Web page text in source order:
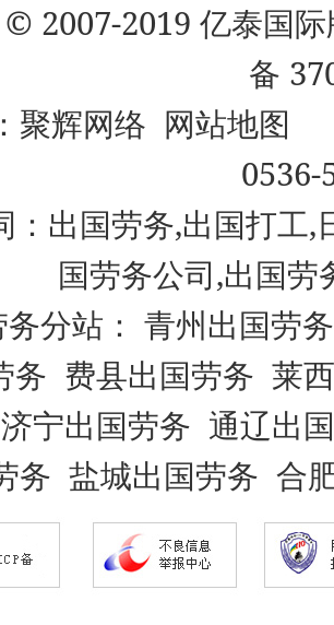
2007-2019 亿泰国
备
聚辉网络 网站地图
0536-
：出国劳务,出国打工
国劳务公司,出国
分站： 青州出国劳务
务 费县出国劳务 莱
济宁出国劳务 通辽出
务 盐城出国劳务 合